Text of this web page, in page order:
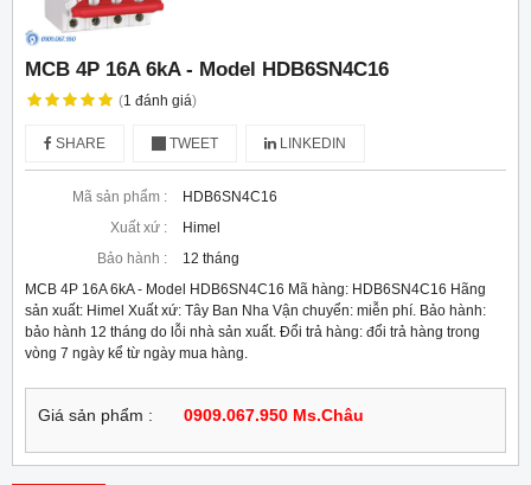
MCB 4P 16A 6kA - Model HDB6SN4C16
(1 đánh giá)
SHARE TWEET LINKEDIN
Mã sản phẩm :
HDB6SN4C16
Xuất xứ :
Himel
Bảo hành :
12 tháng
MCB 4P 16A 6kA - Model HDB6SN4C16 Mã hàng: HDB6SN4C16 Hãng
sản xuất: Himel Xuất xứ: Tây Ban Nha Vận chuyển: miễn phí. Bảo hành:
bảo hành 12 tháng do lỗi nhà sản xuất. Đổi trả hàng: đổi trả hàng trong
vòng 7 ngày kể từ ngày mua hàng.
Giá sản phẩm : 0909.067.950 Ms.Châu